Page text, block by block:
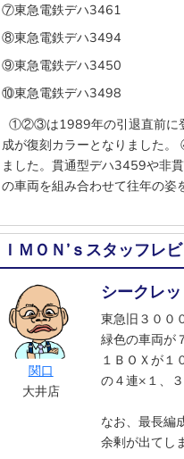
⑦東急電鉄デハ3461
⑧東急電鉄デハ3494
⑨東急電鉄デハ3450
⑩東急電鉄デハ3498
①②③は1989年の引退直前に
成が復刻カラーとなりました
ました。貫通型デハ3459や非
の車両を組み合わせて往年の姿
ＩＭＯＮ’ｓスタッフレ
関口
大井店
シークレ
東急旧３００
緑色の車両が
１ＢＯＸが１
の４連×１、
なお、最長編
余剰が出てし